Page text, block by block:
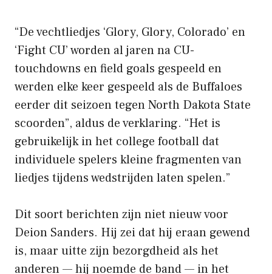
“De vechtliedjes ‘Glory, Glory, Colorado’ en
‘Fight CU’ worden al jaren na CU-
touchdowns en field goals gespeeld en
werden elke keer gespeeld als de Buffaloes
eerder dit seizoen tegen North Dakota State
scoorden”, aldus de verklaring. “Het is
gebruikelijk in het college football dat
individuele spelers kleine fragmenten van
liedjes tijdens wedstrijden laten spelen.”
Dit soort berichten zijn niet nieuw voor
Deion Sanders. Hij zei dat hij eraan gewend
is, maar uitte zijn bezorgdheid als het
anderen — hij noemde de band — in het